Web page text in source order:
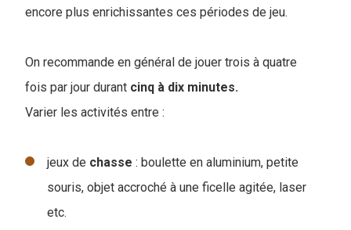
encore plus enrichissantes ces périodes de jeu.
On recommande en général de jouer trois à quatre
fois par jour durant cinq à dix minutes.
Varier les activités entre :
jeux de chasse : boulette en aluminium, petite
souris, objet accroché à une ficelle agitée, laser
etc.